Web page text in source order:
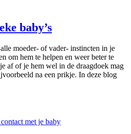
baby’s
moeder- of vader- instincten in je
om hem te helpen en weer beter te
af of je hem wel in de draagdoek mag
na een prikje. In deze blog
met je baby